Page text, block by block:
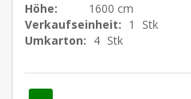
Höhe:
1600 cm
Verkaufseinheit: 1
Stk
Umkarton: 4 Stk